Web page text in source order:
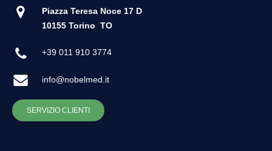
Piazza Teresa Noce 17 D
10155 Torino TO
+39 011 910 3774
info@nobelmed.it
SERVIZIO CLIENTI